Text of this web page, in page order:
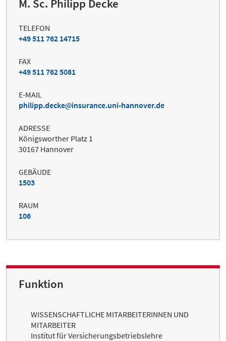
M. Sc. Philipp Decke
TELEFON
+49 511 762 14715
FAX
+49 511 762 5081
E-MAIL
philipp.decke
insurance.uni-hannover.de
ADRESSE
Königsworther Platz 1
30167 Hannover
GEBÄUDE
1503
RAUM
106
Funktion
WISSENSCHAFTLICHE MITARBEITERINNEN UND
MITARBEITER
Institut für Versicherungsbetriebslehre